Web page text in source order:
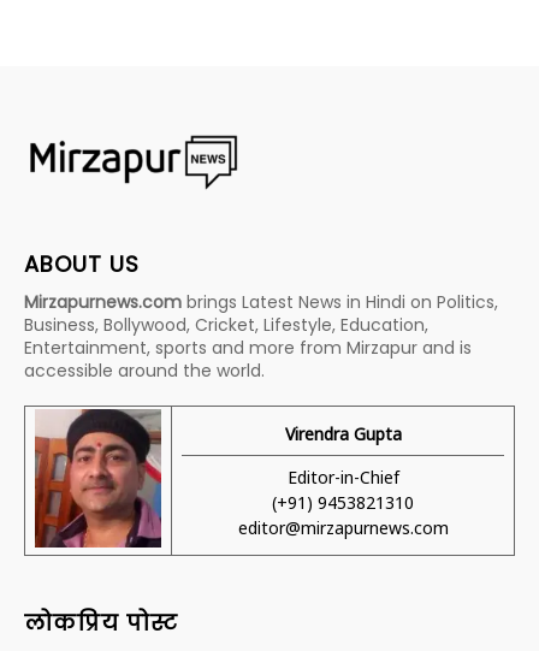
ABOUT US
Mirzapurnews.com brings Latest News in Hindi on Politics,
Business, Bollywood, Cricket, Lifestyle, Education,
Entertainment, sports and more from Mirzapur and is
accessible around the world.
Virendra Gupta
Editor-in-Chief
(+91) 9453821310
editor@mirzapurnews.com
लोकप्रिय पोस्ट